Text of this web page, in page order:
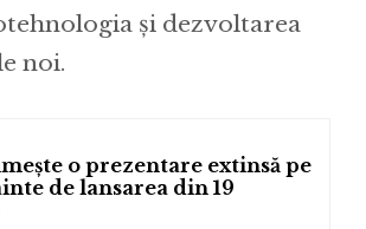
și dezvoltarea
noi.
o prezentare extinsă pe
de lansarea din 19